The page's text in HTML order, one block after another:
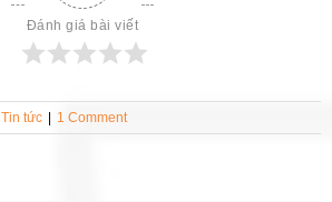
Đánh giá bài viết
Tin tức 1 Comment